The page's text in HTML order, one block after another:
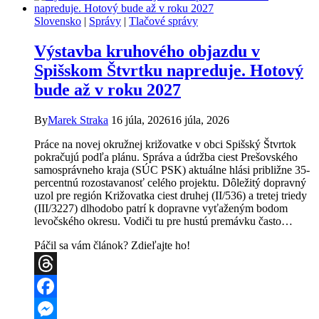
Novej
Vsi:
trpia
v
horúčavách,
mesto
argumentuje
miernym
podnebím
a
systematický
plán
nemá
Slovensko | Správy | Tlačové správy
Výstavba kruhového objazdu v
Spišskom Štvrtku napreduje. Hotový
bude až v roku 2027
ByMarek Straka 16 júla, 202616 júla, 2026
Práce na novej okružnej križovatke v obci Spišský Štvrtok
pokračujú podľa plánu. Správa a údržba ciest Prešovského
samosprávneho kraja (SÚC PSK) aktuálne hlási približne 35-
percentnú rozostavanosť celého projektu. Dôležitý dopravný
uzol pre región Križovatka ciest druhej (II/536) a tretej triedy
(III/3227) dlhodobo patrí k dopravne vyťaženým bodom
levočského okresu. Vodiči tu pre hustú premávku často…
Páčil sa vám článok? Zdieľajte ho!
Threads
Facebook